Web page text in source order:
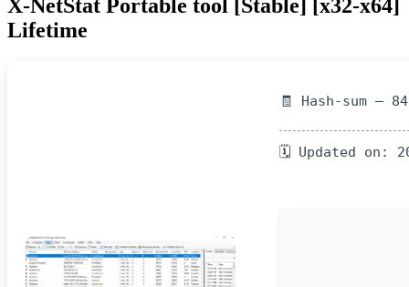
X-NetStat Portable tool [Stable] [x32-x64]
Lifetime
🧾 Hash-sum —
🗓 Updated on: